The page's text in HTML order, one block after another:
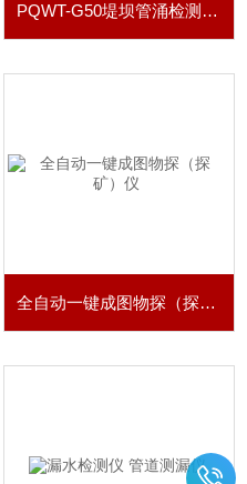
PQWT-G50堤坝管涌检测仪 空洞探测仪
全自动一键成图物探（探矿）仪